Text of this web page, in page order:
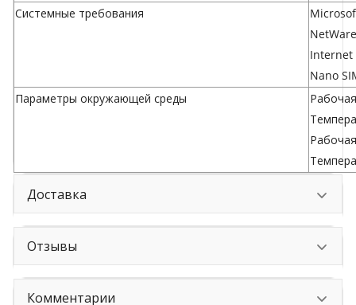
Системные требования
Internet
Nano
Параметры окружающей среды
Доставка
Отзывы
Комментарии